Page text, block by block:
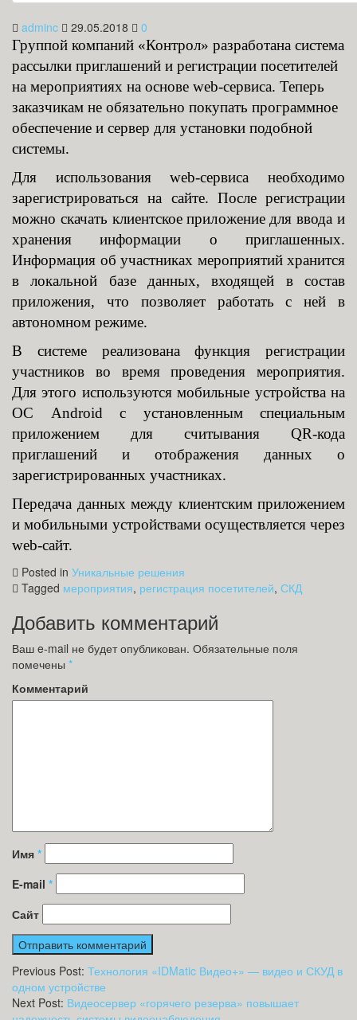
adminc 29.05.2018 0
Группой компаний «Контрол» разработана система
рассылки приглашений и регистрации посетителей
на мероприятиях на основе web-сервиса. Теперь
заказчикам не обязательно покупать программное
обеспечение и сервер для установки подобной
системы.
Для использования web-сервиса необходимо
зарегистрироваться на сайте. После регистрации
можно скачать клиентское приложение для ввода и
хранения информации о приглашенных.
Информация об участниках мероприятий хранится
в локальной базе данных, входящей в состав
приложения, что позволяет работать с ней в
автономном режиме.
В системе реализована функция регистрации
участников во время проведения мероприятия.
Для этого используются мобильные устройства на
ОС Android с установленным специальным
приложением для считывания QR-кода
приглашений и отображения данных о
зарегистрированных участниках.
Передача данных между клиентским приложением
и мобильными устройствами осуществляется через
web-сайт.
Posted in Уникальные решения
Tagged мероприятия, регистрация посетителей, СКД
Добавить комментарий
Ваш e-mail не будет опубликован. Обязательные поля
помечены *
Комментарий
Имя *
E-mail *
Сайт
Previous Post: Технология «IDMatic Видео+» — видео и СКУД в
одном устройстве
Next Post: Видеосервер «горячего резерва» повышает